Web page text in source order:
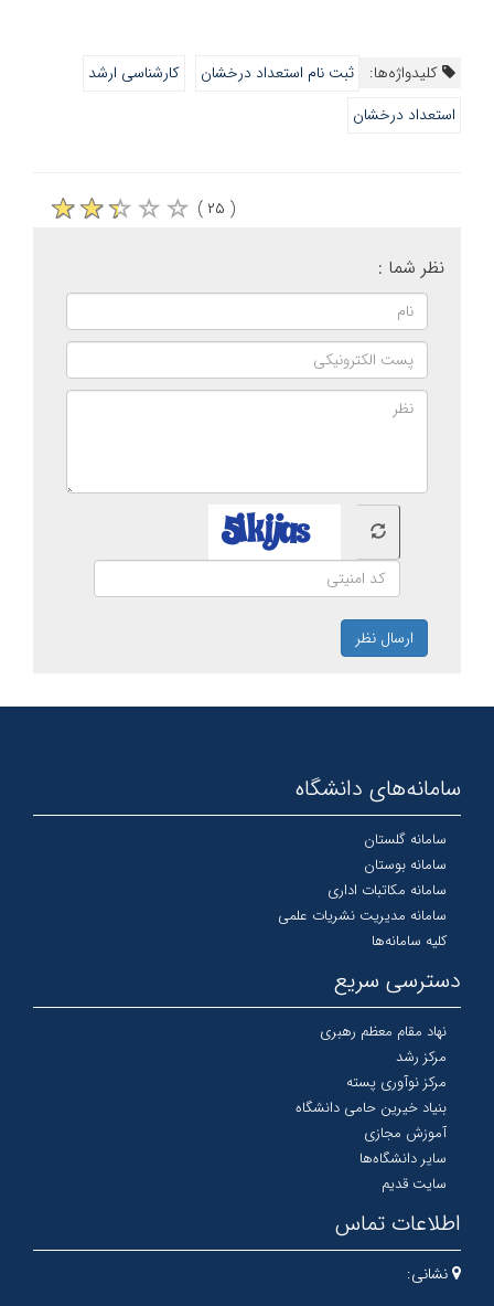
کلیدواژه‌ها: ثبت نام استعداد درخشان
کارشناسی ارشد
استعداد درخشان
( ۲۵ )
نظر شما :
ارسال نظر
سامانه‌های دانشگاه
سامانه گلستان
سامانه بوستان
سامانه مکاتبات اداری
سامانه مدیریت نشریات علمی
کلیه سامانه‌ها
دسترسی سریع
نهاد مقام معظم رهبری
مرکز رشد
مرکز نوآوری پسته
بنیاد خیرین حامی دانشگاه
آموزش مجازی
سایر دانشگاه‌ها
سایت قدیم
اطلاعات تماس
نشانی: